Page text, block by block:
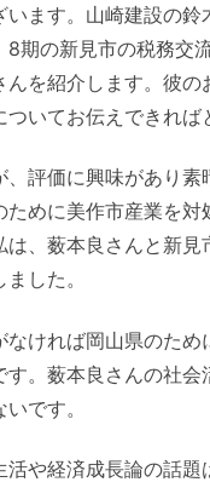
います。山崎建設の鈴
8期の新見市の税務交
んを紹介します。彼の
いてお伝えできれば
、評価に興味があり素
ために美作市産業を対
は、薮本良さんと新見
した。
なければ岡山県のため
す。薮本良さんの社会
です。
活や経済成長論の話題